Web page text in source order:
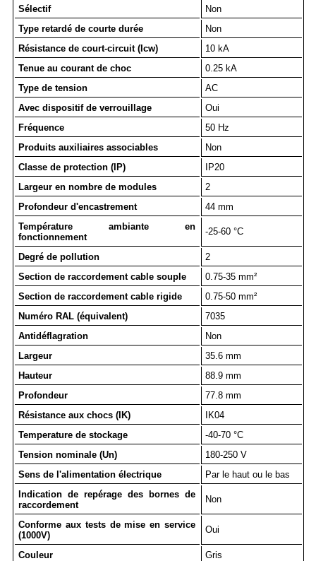
Sélectif
Non
Type retardé de courte durée
Non
Résistance de court-circuit (Icw)
10 kA
Tenue au courant de choc
0.25 kA
Type de tension
AC
Avec dispositif de verrouillage
Oui
Fréquence
50 Hz
Produits auxiliaires associables
Non
Classe de protection (IP)
IP20
Largeur en nombre de modules
2
Profondeur d'encastrement
44 mm
Température ambiante en
fonctionnement
-25-60 °C
Degré de pollution
2
Section de raccordement cable souple
0.75-35 mm²
Section de raccordement cable rigide
0.75-50 mm²
Numéro RAL (équivalent)
7035
Antidéflagration
Non
Largeur
35.6 mm
Hauteur
88.9 mm
Profondeur
77.8 mm
Résistance aux chocs (IK)
IK04
Temperature de stockage
-40-70 °C
Tension nominale (Un)
180-250 V
Sens de l'alimentation électrique
Par le haut ou le bas
Indication de repérage des bornes de
raccordement
Non
Conforme aux tests de mise en service
(1000V)
Oui
Couleur Gris